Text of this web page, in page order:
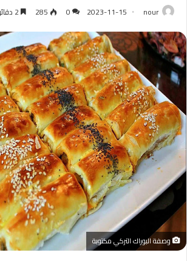
nour
2023-11-15
0
285
وصفة البوراك التركي مكتوبة